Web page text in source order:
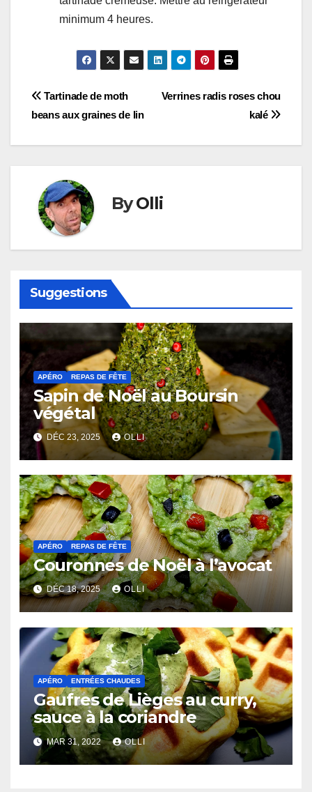
minimum 4 heures.
Navigation
Verrines radis roses chou
kalé
Tartinade de moth
beans aux graines de lin
ByOlli
Suggestions
APÉRO REPAS DE FÊTE
Sapin de Noël au Boursin
végétal
DÉC 23, 2025 OLLI
APÉRO REPAS DE FÊTE
Couronnes de Noël à l’avocat
DÉC 18, 2025 OLLI
APÉRO ENTRÉES CHAUDES
Gaufres de Lièges au curry,
sauce à la coriandre
MAR 31, 2022 OLLI